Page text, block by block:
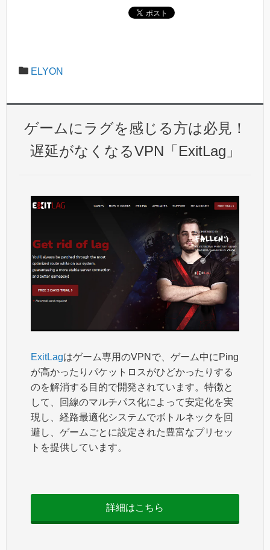
ELYON
ゲームにラグを感じる方は必見！
遅延がなくなるVPN「ExitLag」
ExitLagはゲーム専用のVPNで、ゲーム中にPing
が高かったりパケットロスがひどかったりする
のを解消する目的で開発されています。特徴と
して、回線のマルチパス化によって安定化を実
現し、経路最適化システムでボトルネックを回
避し、ゲームごとに設定された豊富なプリセッ
トを提供しています。
詳細はこちら